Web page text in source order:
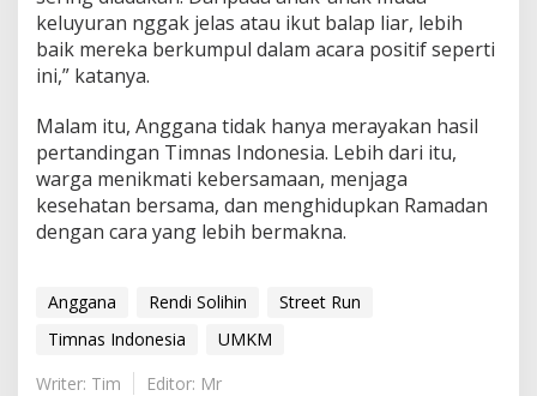
keluyuran nggak jelas atau ikut balap liar, lebih
baik mereka berkumpul dalam acara positif seperti
ini,” katanya.
Malam itu, Anggana tidak hanya merayakan hasil
pertandingan Timnas Indonesia. Lebih dari itu,
warga menikmati kebersamaan, menjaga
kesehatan bersama, dan menghidupkan Ramadan
dengan cara yang lebih bermakna.
Anggana Rendi Solihin
Street Run
Timnas Indonesia
UMKM
Writer: Tim
Editor: Mr